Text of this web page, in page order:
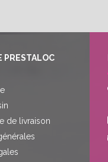
PRESTALOC
de livraison